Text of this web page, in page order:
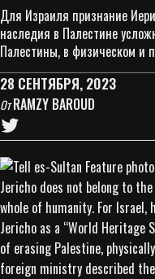
Для Израиля признание
наследия в Палестине
Палестины, в физическом и
28 СЕНТЯБРЯ, 2023
ОтRAMZY BAROUD
Jericho does not belong to
whole of humanity. For Israel,
Jericho as a “World Heritage
of erasing Palestine,
foreign ministry described